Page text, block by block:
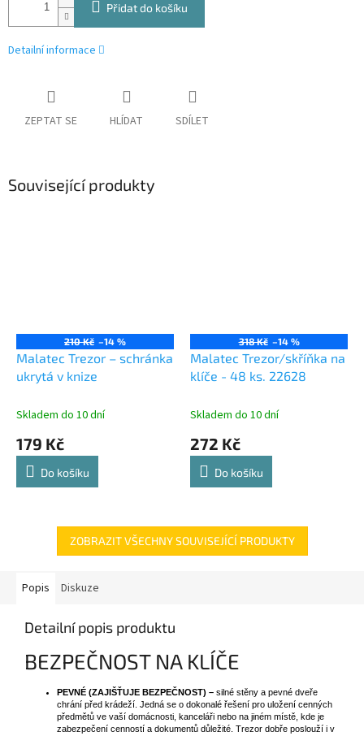
Přidat do košíku
Detailní informace
ZEPTAT SE HLÍDAT SDÍLET
Související produkty
210 Kč –14 %
Malatec Trezor – schránka
ukrytá v knize
Skladem do 10 dní
179 Kč
Do košíku
318 Kč –14 %
Malatec Trezor/skříňka na
klíče - 48 ks. 22628
Skladem do 10 dní
272 Kč
Do košíku
ZOBRAZIT VŠECHNY SOUVISEJÍCÍ PRODUKTY
Popis Diskuze
Detailní popis produktu
BEZPEČNOST NA KLÍČE
PEVNÉ (ZAJIŠŤUJE BEZPEČNOST) – silné stěny a pevné dveře
chrání před krádeží. Jedná se o dokonalé řešení pro uložení cenných
předmětů ve vaší domácnosti, kanceláři nebo na jiném místě, kde je
zabezpečení cenností a dokumentů důležité. Trezor dobře poslouží i v